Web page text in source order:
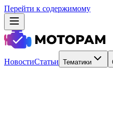
Перейти к содержимому
НовостиСтатьи Тематики